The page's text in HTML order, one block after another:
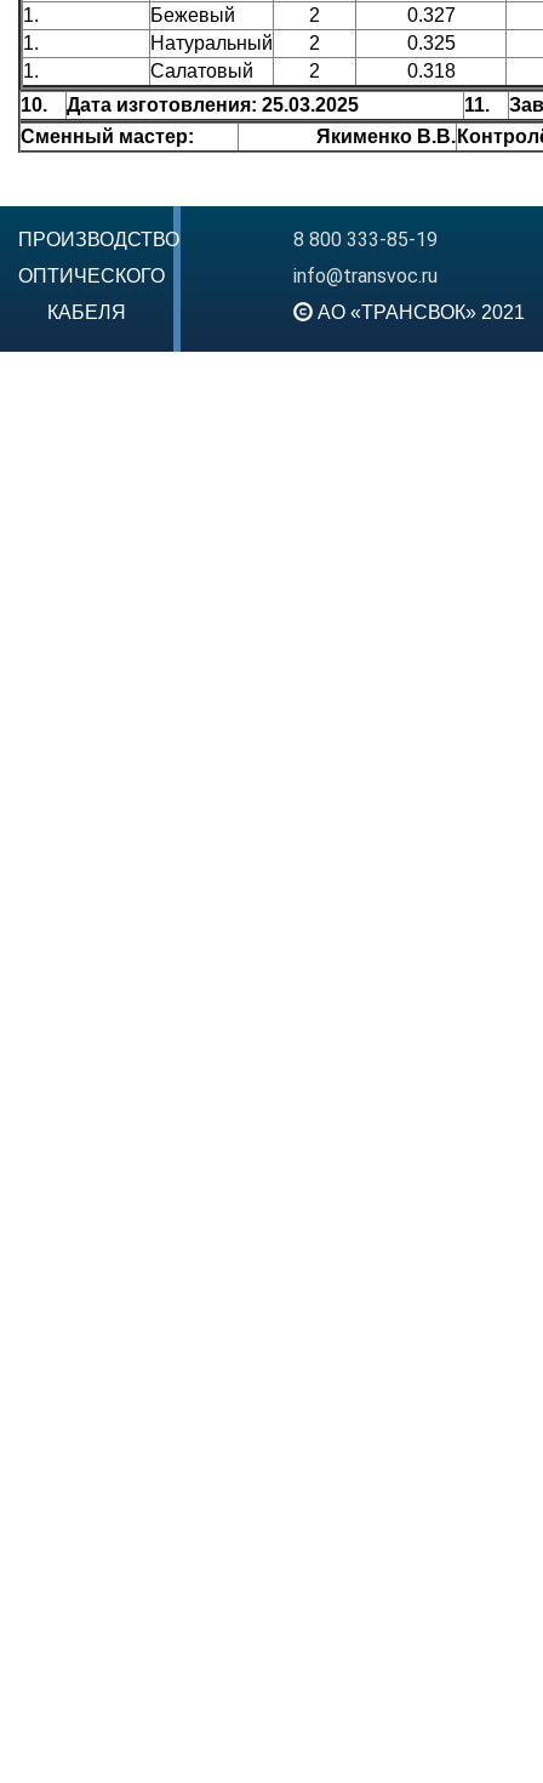
1.
Бежевый 2
0.327
1.
Натуральный 2
0.325
1.
Салатовый 2
0.318
10.
Дата изготовления: 25.03.2025 11.
Сменный мастер:
Якименко В.В.
ПРОИЗВОДСТВО
ОПТИЧЕСКОГО
КАБЕЛЯ
8 800 333-85-19
info@transvoc.ru
АО «ТРАНСВОК» 2021